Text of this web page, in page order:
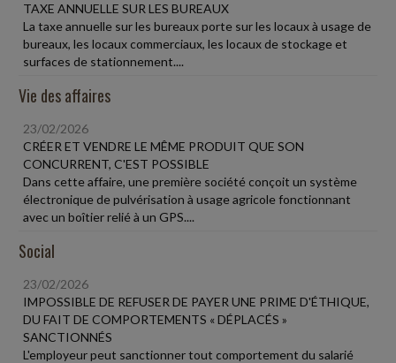
TAXE ANNUELLE SUR LES BUREAUX
La taxe annuelle sur les bureaux porte sur les locaux à usage de
bureaux, les locaux commerciaux, les locaux de stockage et
surfaces de stationnement....
Vie des affaires
23/02/2026
CRÉER ET VENDRE LE MÊME PRODUIT QUE SON
CONCURRENT, C'EST POSSIBLE
Dans cette affaire, une première société conçoit un système
électronique de pulvérisation à usage agricole fonctionnant
avec un boîtier relié à un GPS....
Social
23/02/2026
IMPOSSIBLE DE REFUSER DE PAYER UNE PRIME D'ÉTHIQUE,
DU FAIT DE COMPORTEMENTS « DÉPLACÉS »
SANCTIONNÉS
L'employeur peut sanctionner tout comportement du salarié